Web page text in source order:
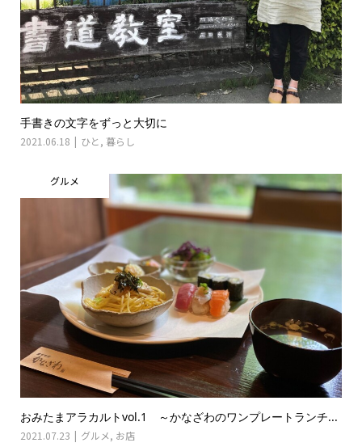
手書きの文字をずっと大切に
2021.06.18 ひと , 暮らし
グルメ
おみたまアラカルトvol.1 ～かなざわのワンプレートランチ...
2021.07.23 グルメ, お店